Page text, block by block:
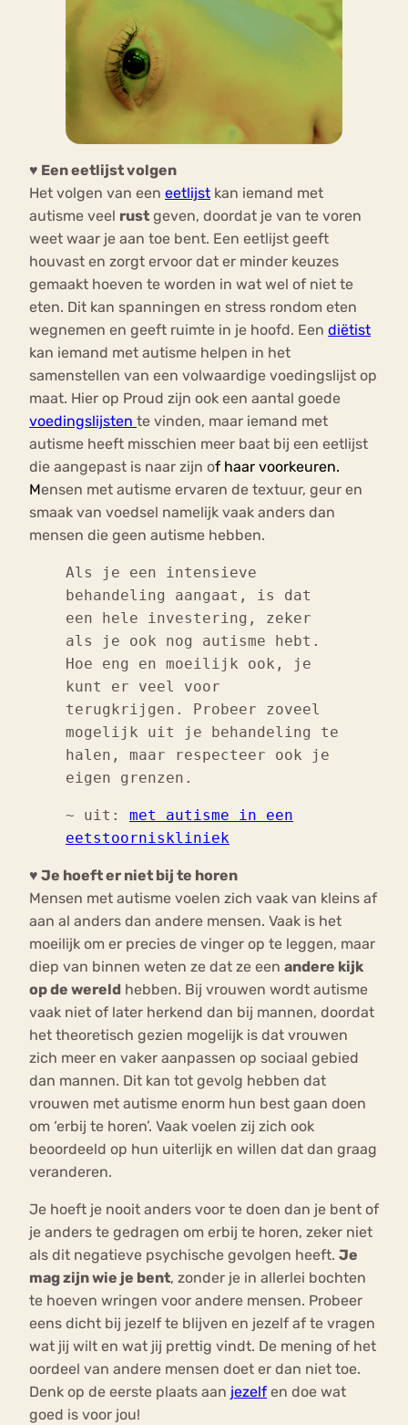
♥ Een eetlijst volgen
Het volgen van een eetlijst kan iemand met
autisme veel rust geven, doordat je van te voren
weet waar je aan toe bent. Een eetlijst geeft
houvast en zorgt ervoor dat er minder keuzes
gemaakt hoeven te worden in wat wel of niet te
eten. Dit kan spanningen en stress rondom eten
wegnemen en geeft ruimte in je hoofd. Een diëtist
kan iemand met autisme helpen in het
samenstellen van een volwaardige voedingslijst op
maat. Hier op Proud zijn ook een aantal goede
voedingslijsten te vinden, maar iemand met
autisme heeft misschien meer baat bij een eetlijst
die aangepast is naar zijn of haar voorkeuren.
Mensen met autisme ervaren de textuur, geur en
smaak van voedsel namelijk vaak anders dan
mensen die geen autisme hebben.
Als je een intensieve
behandeling aangaat, is dat
een hele investering, zeker
als je ook nog autisme hebt.
Hoe eng en moeilijk ook, je
kunt er veel voor
terugkrijgen. Probeer zoveel
mogelijk uit je behandeling te
halen, maar respecteer ook je
eigen grenzen.
~ uit: met autisme in een
eetstoorniskliniek
♥ Je hoeft er niet bij te horen
Mensen met autisme voelen zich vaak van kleins af
aan al anders dan andere mensen. Vaak is het
moeilijk om er precies de vinger op te leggen, maar
diep van binnen weten ze dat ze een andere kijk
op de wereld hebben. Bij vrouwen wordt autisme
vaak niet of later herkend dan bij mannen, doordat
het theoretisch gezien mogelijk is dat vrouwen
zich meer en vaker aanpassen op sociaal gebied
dan mannen. Dit kan tot gevolg hebben dat
vrouwen met autisme enorm hun best gaan doen
om ‘erbij te horen’. Vaak voelen zij zich ook
beoordeeld op hun uiterlijk en willen dat dan graag
veranderen.
Je hoeft je nooit anders voor te doen dan je bent of
je anders te gedragen om erbij te horen, zeker niet
als dit negatieve psychische gevolgen heeft. Je
mag zijn wie je bent, zonder je in allerlei bochten
te hoeven wringen voor andere mensen. Probeer
eens dicht bij jezelf te blijven en jezelf af te vragen
wat jij wilt en wat jij prettig vindt. De mening of het
oordeel van andere mensen doet er dan niet toe.
Denk op de eerste plaats aan jezelf en doe wat
goed is voor jou!